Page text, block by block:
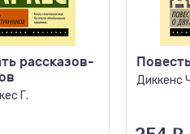
рассказов-
Г.
Диккенс